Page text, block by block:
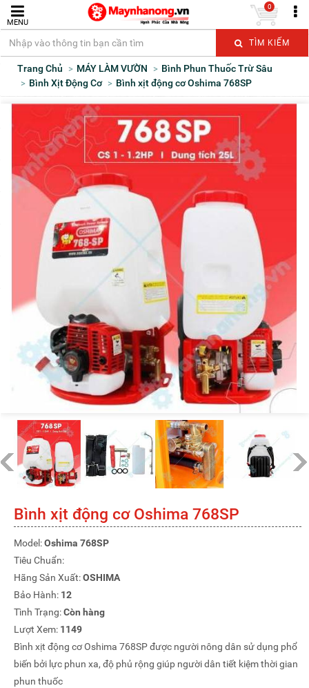
MENU
TÌM KIẾM
0
Trang Chủ MÁY LÀM VƯỜN
Bình Phun Thuốc Trừ Sâu
Bình Xịt Động Cơ
Bình xịt động cơ Oshima 768SP
Bình xịt động cơ Oshima 768SP
Model:Oshima 768SP
Tiêu Chuẩn:
Hãng Sản Xuất:OSHIMA
Bảo Hành: 12
Tình Trạng:Còn hàng
Lượt Xem: 1149
Bình xịt động cơ Oshima 768SP được người nông dân sử dụng phổ
biến bởi lực phun xa, độ phủ rộng giúp người dân tiết kiệm thời gian
phun thuốc